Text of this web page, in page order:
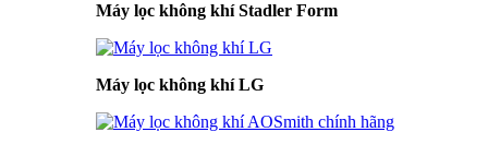
Máy lọc không khí Stadler Form
Máy lọc không khí LG